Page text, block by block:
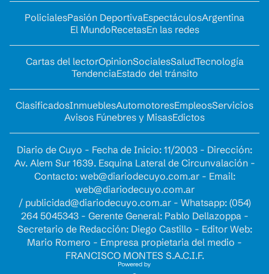
PolicialesPasión DeportivaEspectáculosArgentina
El MundoRecetasEn las redes
Cartas del lectorOpinionSocialesSaludTecnología
TendenciaEstado del tránsito
ClasificadosInmueblesAutomotoresEmpleosServicios
Avisos Fúnebres y MisasEdictos
Diario de Cuyo - Fecha de Inicio: 11/2003 - Dirección:
Av. Alem Sur 1639. Esquina Lateral de Circunvalación -
Contacto: web@diariodecuyo.com.ar- Email:
web@diariodecuyo.com.ar
/ publicidad@diariodecuyo.com.ar- Whatsapp: (054)
264 5045343 - Gerente General: Pablo Dellazoppa -
Secretario de Redacción: Diego Castillo - Editor Web:
Mario Romero - Empresa propietaria del medio -
FRANCISCO MONTES S.A.C.I.F.